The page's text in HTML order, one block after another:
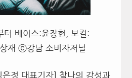
베이스:윤장현, 보컬:
재 ⓒ강남 소비자저널
은정 대표기자] 찰나의 감성과